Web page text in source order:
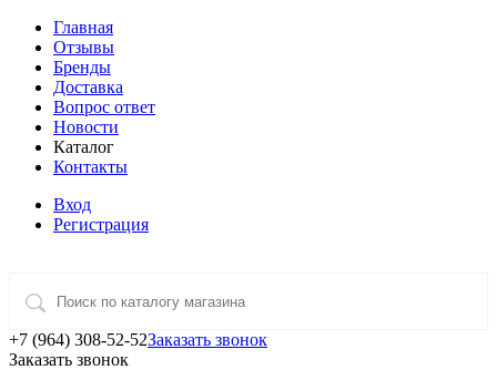
Главная
Отзывы
Бренды
Доставка
Вопрос ответ
Новости
Каталог
Контакты
Вход
Регистрация
+7 (964) 308-52-52Заказать звонок
Заказать звонок